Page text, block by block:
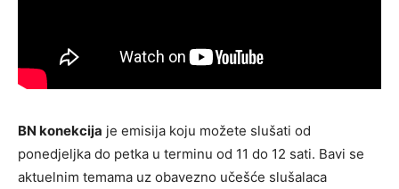
BN konekcija je emisija koju možete slušati od
ponedjeljka do petka u terminu od 11 do 12 sati. Bavi se
aktuelnim temama uz obavezno učešće slušalaca